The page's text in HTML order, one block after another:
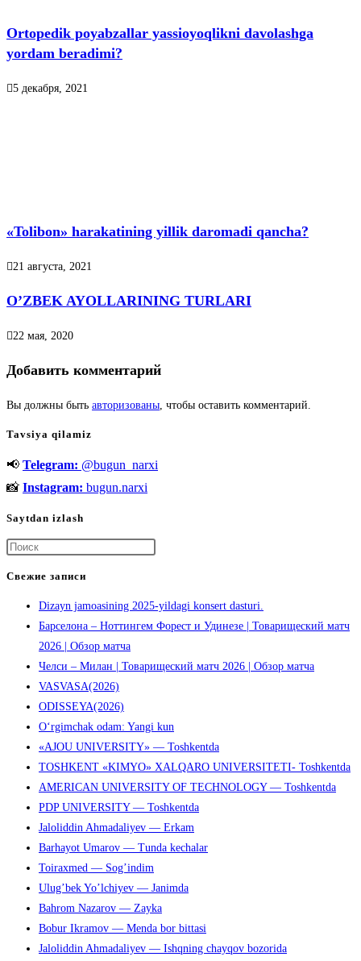
Ortopedik poyabzallar yassioyoqlikni davolashga
yordam beradimi?
5 декабря, 2021
«Tolibon» harakatining yillik daromadi qancha?
21 августа, 2021
O’ZBEK AYOLLARINING TURLARI
22 мая, 2020
Добавить комментарий
Вы должны быть авторизованы, чтобы оставить комментарий.
Tavsiya qilamiz
📢 Telegram: @bugun_narxi
📸 Instagram: bugun.narxi
Saytdan izlash
чтобы
закрыть
поиска.
Свежие записи
Dizayn jamoasining 2025-yildagi konsert dasturi.
Барселона – Ноттингем Форест и Удинезе | Товарищеский матч
2026 | Обзор матча
Челси – Милан | Товарищеский матч 2026 | Обзор матча
VASVASA(2026)
ODISSEYA(2026)
O‘rgimchak odam: Yangi kun
«AJOU UNIVERSITY» — Toshkentda
TOSHKENT «KIMYO» XALQARO UNIVERSITETI- Toshkentda
AMERICAN UNIVERSITY OF TECHNOLOGY — Toshkentda
PDP UNIVERSITY — Toshkentda
Jaloliddin Ahmadaliyev — Erkam
Barhayot Umarov — Tunda kechalar
Toiraxmed — Sog’indim
Ulug’bek Yo’lchiyev — Janimda
Bahrom Nazarov — Zayka
Bobur Ikramov — Menda bor bittasi
Jaloliddin Ahmadaliyev — Ishqning chayqov bozorida